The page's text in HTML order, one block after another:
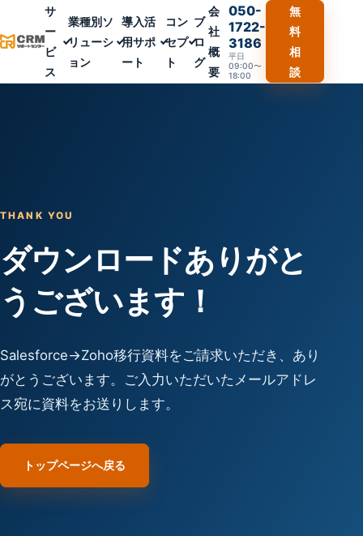
サ
ー
ビ
ス
業種別ソ
リューシ
ョン
導入活
用サポ
ート
コン
セプ
ト
ブ
ロ
グ
会
社
概
要
050-
1722-
3186
平日
09:00〜
18:00
無
料
相
談
THANK YOU
ダウンロードありがと
うございます！
Salesforce→Zoho移行資料をご請求いただき、あり
がとうございます。ご入力いただいたメールアドレ
ス宛に資料をお送りします。
トップページへ戻る